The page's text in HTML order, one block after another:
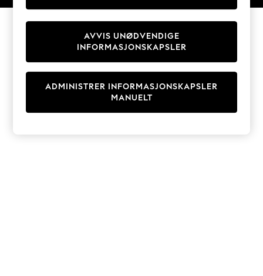
Sweatshirts & Hoodies
Knitwear
Cardigans
Dresses
Sets & Outfits
T-Shirts
ADMINISTRER INFORMASJONSKAPSLER
MANUELT
AVVIS UNØDVENDIGE
INFORMASJONSKAPSLER